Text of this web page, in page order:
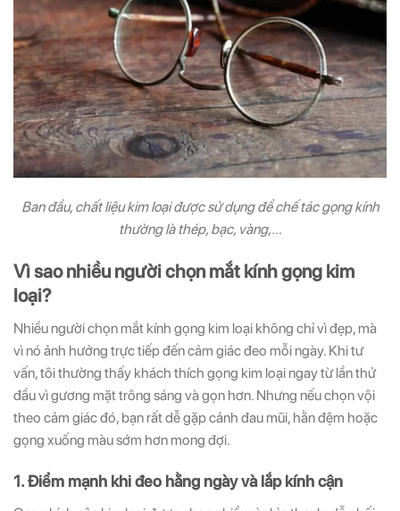
Ban đầu, chất liệu kim loại được sử dụng để chế tác gọng kính
thường là thép, bạc, vàng,…
Vì sao nhiều người chọn mắt kính gọng kim
loại?
Nhiều người chọn mắt kính gọng kim loại không chỉ vì đẹp, mà
vì nó ảnh hưởng trực tiếp đến cảm giác đeo mỗi ngày. Khi tư
vấn, tôi thường thấy khách thích gọng kim loại ngay từ lần thử
đầu vì gương mặt trông sáng và gọn hơn. Nhưng nếu chọn vội
theo cảm giác đó, bạn rất dễ gặp cảnh đau mũi, hằn đệm hoặc
gọng xuống màu sớm hơn mong đợi.
1. Điểm mạnh khi đeo hằng ngày và lắp kính cận